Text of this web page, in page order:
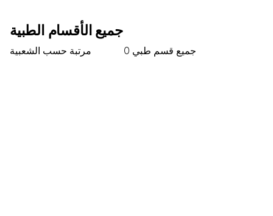
جميع الأقسام الطبية
مرتبة حسب الشعبية 0 جميع قسم طبي